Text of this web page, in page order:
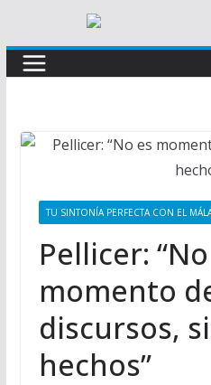
TU SINTONÍA PERFECTA CON EL
Pellicer:
momento
discursos,
hechos”